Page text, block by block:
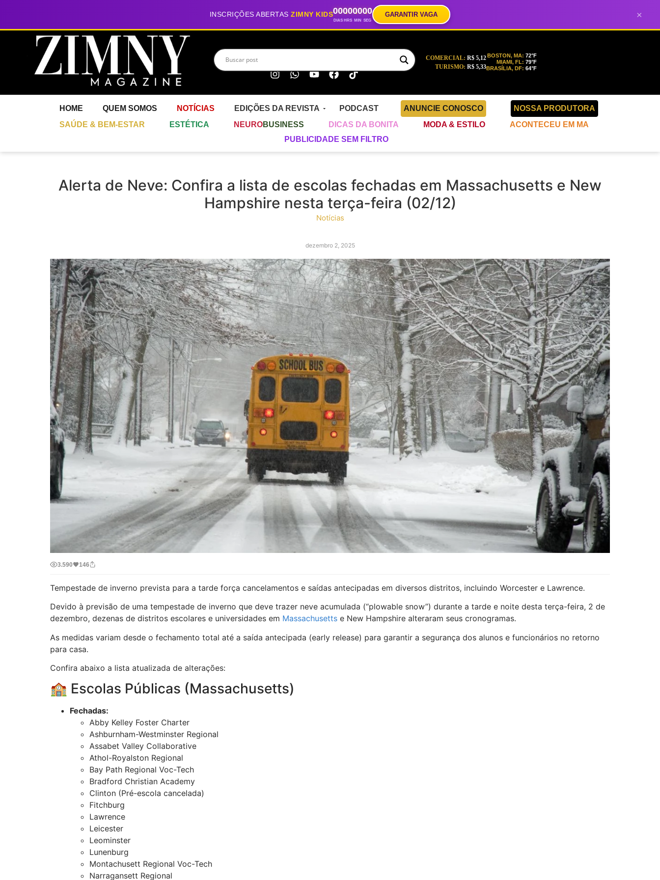
INSCRIÇÕES ABERTASZIMNY KIDS00
DIAS
00
HRS
00
MIN
00
SEG
GARANTIR VAGA ×
COMERCIAL: R$ 5,12
TURISMO: R$ 5,33
BOSTON, MA: 72°F
MIAMI, FL: 79°F
BRASÍLIA, DF: 64°F
HOME QUEM SOMOS NOTÍCIAS EDIÇÕES DA REVISTA PODCAST ANUNCIE CONOSCO
NOSSA PRODUTORA
SAÚDE & BEM-ESTAR
ESTÉTICA NEUROBUSINESS DICAS DA BONITA MODA & ESTILO
ACONTECEU EM MA
PUBLICIDADE SEM FILTRO
Alerta de Neve: Confira a lista de escolas fechadas em Massachusetts e New
Hampshire nesta terça-feira (02/12)
Notícias
dezembro 2, 2025
3.590 146
Tempestade de inverno prevista para a tarde força cancelamentos e saídas antecipadas em diversos distritos, incluindo Worcester e Lawrence.
Devido à previsão de uma tempestade de inverno que deve trazer neve acumulada (“plowable snow”) durante a tarde e noite desta terça-feira, 2 de
dezembro, dezenas de distritos escolares e universidades em Massachusetts e New Hampshire alteraram seus cronogramas.
As medidas variam desde o fechamento total até a saída antecipada (early release) para garantir a segurança dos alunos e funcionários no retorno
para casa.
Confira abaixo a lista atualizada de alterações:
🏫 Escolas Públicas (Massachusetts)
Fechadas:
Abby Kelley Foster Charter
Ashburnham-Westminster Regional
Assabet Valley Collaborative
Athol-Royalston Regional
Bay Path Regional Voc-Tech
Bradford Christian Academy
Clinton (Pré-escola cancelada)
Fitchburg
Lawrence
Leicester
Leominster
Lunenburg
Montachusett Regional Voc-Tech
Narragansett Regional